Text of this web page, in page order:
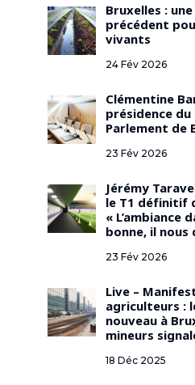
Bruxelles :
précédent
vivants
24 Fév 2026
Clémentine
présidence
Parlement de
23 Fév 2026
Jérémy
le T1 définitif
« L’ambiance
bonne, il
23 Fév 2026
Live –
agriculteurs :
nouveau à
mineurs
18 Déc 2025